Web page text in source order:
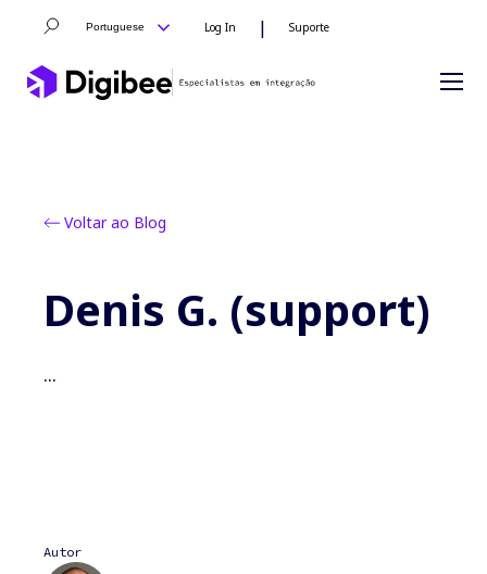
Portuguese Log In | Suporte
Voltar ao Blog
Denis G. (support)
...
Autor